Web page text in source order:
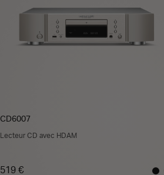
CD6007
Lecteur CD avec HDAM
519 €